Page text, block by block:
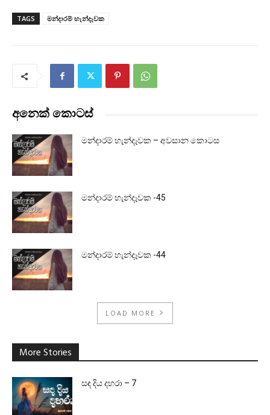
TAGS මන්දාරම් හැන්දෑවක
අනෙක් කොටස්
මන්දාරම් හැන්දෑවක – අවසාන කොටස
මන්දාරම් හැන්දෑවක -45
මන්දාරම් හැන්දෑවක -44
LOAD MORE
More Stories
සඳ දිය දහරා – 7